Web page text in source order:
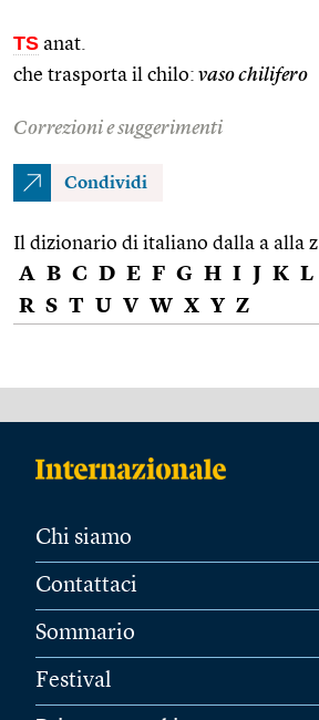
TS anat.
che trasporta il chilo: vaso chilifero
Correzioni e suggerimenti
Condividi
Il dizionario di italiano dalla a alla z
A B C D E F G H I J K L
R S T U V W X Y Z
Chi siamo
Contattaci
Sommario
Festival